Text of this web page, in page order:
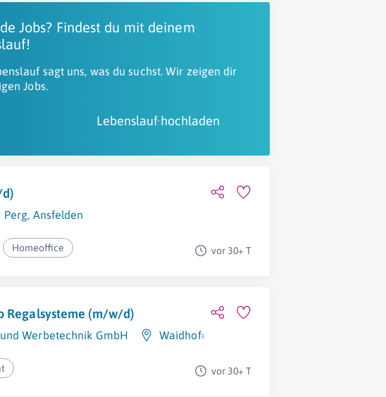
Jobs? Findest du mit deinem
sagt uns, was du suchst. Wir zeigen dir
Jobs.
Lebenslauf hochladen
Perg, Ansfelden
Homeoffice vor 30+ T
(m/w/d)
Werbetechnik GmbH Waidhofen An Der Ybbs
vor 30+ T